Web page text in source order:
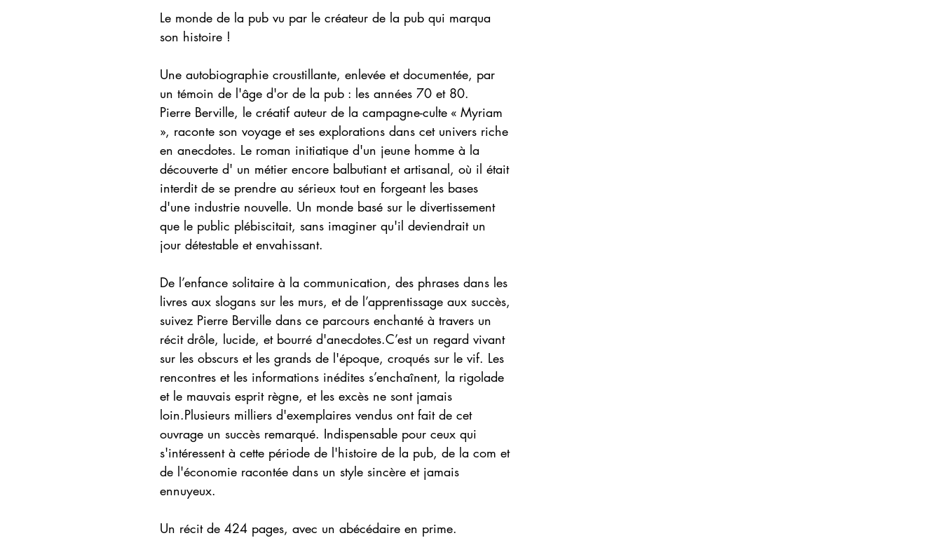
Le monde de la pub vu par le créateur de la pub qui marqua
son histoire !
Une autobiographie croustillante, enlevée et documentée, par
un témoin de l'âge d'or de la pub : les années 70 et 80.
Pierre Berville, le créatif auteur de la campagne-culte « Myriam
», raconte son voyage et ses explorations dans cet univers riche
en anecdotes. Le roman initiatique d'un jeune homme à la
découverte d' un métier encore balbutiant et artisanal, où il était
interdit de se prendre au sérieux tout en forgeant les bases
d'une industrie nouvelle. Un monde basé sur le divertissement
que le public plébiscitait, sans imaginer qu'il deviendrait un
jour détestable et envahissant.
De l’enfance solitaire à la communication, des phrases dans les
livres aux slogans sur les murs, et de l’apprentissage aux succès,
suivez Pierre Berville dans ce parcours enchanté à travers un
récit drôle, lucide, et bourré d'anecdotes.C’est un regard vivant
sur les obscurs et les grands de l'époque, croqués sur le vif. Les
rencontres et les informations inédites s’enchaînent, la rigolade
et le mauvais esprit règne, et les excès ne sont jamais
loin.Plusieurs milliers d'exemplaires vendus ont fait de cet
ouvrage un succès remarqué. Indispensable pour ceux qui
s'intéressent à cette période de l'histoire de la pub, de la com et
de l'économie racontée dans un style sincère et jamais
ennuyeux.
Un récit de 424 pages, avec un abécédaire en prime.